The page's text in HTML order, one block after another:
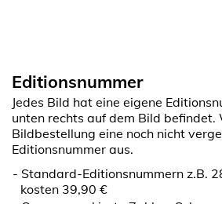
Editionsnummer
Jedes Bild hat eine eigene
unten rechts auf dem Bild befindet.
Bildbestellung eine noch nicht
Editionsnummer aus.
Standard-Editionsnummern z.B.
kosten 39,90 €